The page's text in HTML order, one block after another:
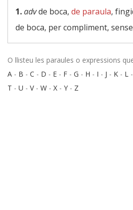
1.advde boca, de paraula,
de boca, per compliment,
O llisteu les paraules o expressions
A - B - C - D - E - F - G - H - I - J - K - L -
T - U - V- W - X - Y - Z